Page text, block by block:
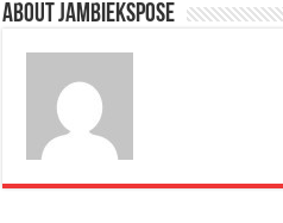
About jambiekspose